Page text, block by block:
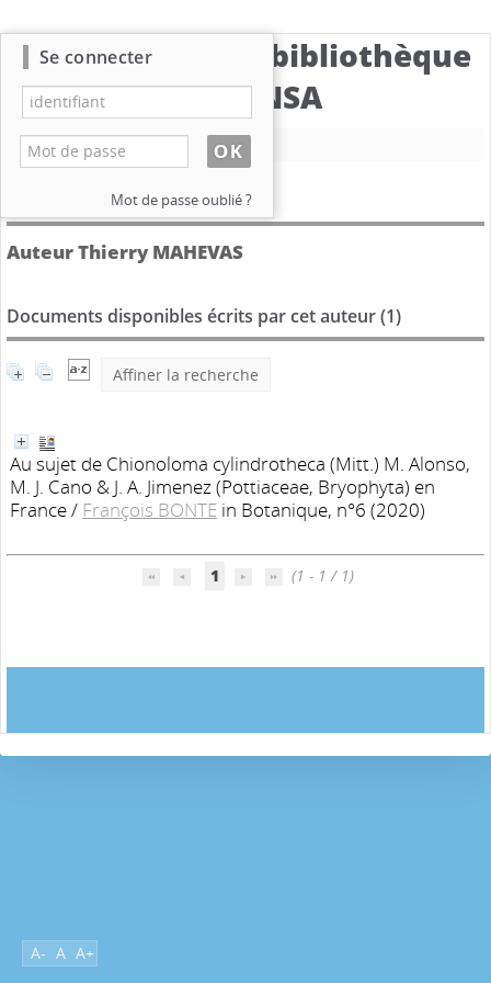
Catalogue de la bibliothèque
du CBNSA
Nouvelle recherche
Détail de l'auteur
Auteur Thierry MAHEVAS
Documents disponibles écrits par cet auteur (1)
Affiner la recherche
Au sujet de Chionoloma cylindrotheca (Mitt.) M. Alonso,
M. J. Cano & J. A. Jimenez (Pottiaceae, Bryophyta) en
France/ François BONTE in Botanique, n°6 (2020)
1 (1 - 1 / 1)
A- A A+
Se connecter
Mot de passe oublié ?